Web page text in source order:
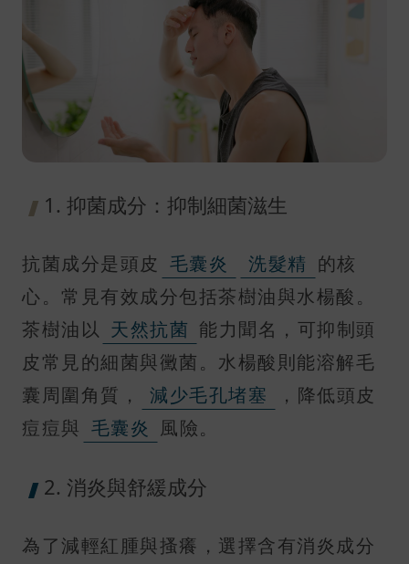
1. 抑菌成分：抑制細菌滋生
抗菌成分是頭皮 毛囊炎 洗髮精 的核
心。常見有效成分包括茶樹油與水楊酸。
茶樹油以 天然抗菌 能力聞名，可抑制頭
皮常見的細菌與黴菌。水楊酸則能溶解毛
囊周圍角質，
減少毛孔堵塞
，降低頭皮
痘痘與 毛囊炎 風險。
2. 消炎與舒緩成分
為了減輕紅腫與搔癢，選擇含有消炎成分